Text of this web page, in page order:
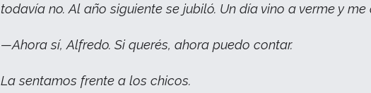
todavía no. Al año siguiente se jubiló. Un día vino a verme y me
—Ahora sí, Alfredo. Si querés, ahora puedo contar.
La sentamos frente a los chicos.